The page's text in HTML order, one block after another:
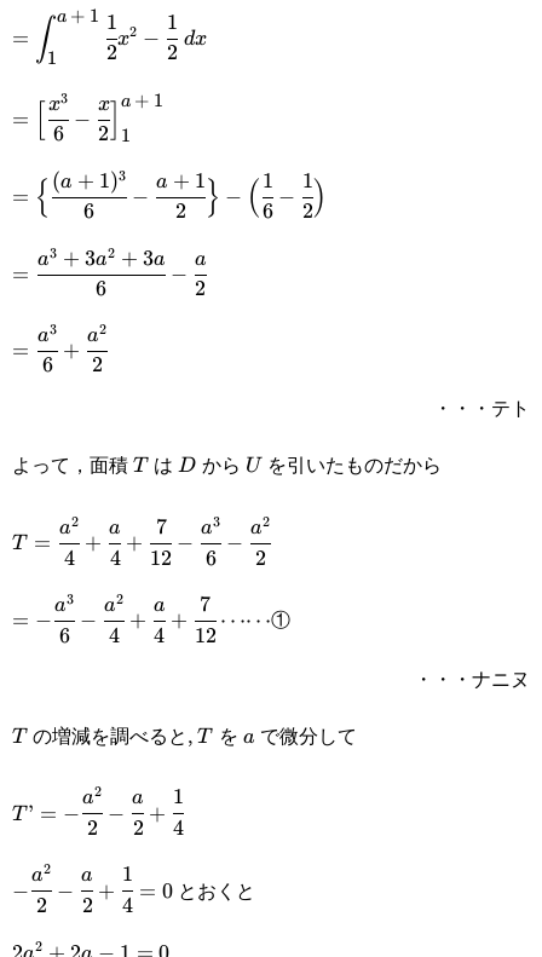
{2}x^2+\cfrac{1}{2}-1\space dx
\displaystyle
=\int_{\small{1}}^{\small{a+1}}\cfrac{1}
{2}x^2-\cfrac{1}{2}\space dx
= ∫1
a + 1
2
1
x2 −
2
1
dx
=\Big[\cfrac{x^3}{6}-\cfrac{x}
{2}\Big]_{\small{1}}^{\small{a+1}}
=
6
x3
−
2
x] 1
a + 1
=\Big\
{\cfrac{(a+1)^3}
{6}-\cfrac{a+1}
\Big(\cfrac{1}
= { 6
(a + 1)3
−
2
a + 1} − ( 6
1
−
2
1)
=\cfrac{a^3+3a^2+3a}
{6}-\cfrac{a}{2}
=
6
a3 + 3a2 + 3a
−
2
a
=\cfrac{a^3}
{6}+\cfrac{a^2}
=
6
a3
+
2
a2
・・・テト
よって，面積T
T はD
D から U
Uを引いたものだから
T=\cfrac{a^2}
{4}+\cfrac{a}
{4}+\cfrac{7}
{6}-
\cfrac{a^2}{2}
T =
4
a2
+
4
a
+
12
7
−
6
a3
−
2
a2
=-\cfrac{a^3}
{6}-\cfrac{a^2}
{4}+\cfrac{7}
= −
6
a3
−
4
a2
+
4
a
+
12
7
⋯⋯①
・・・ナニヌ
T
T の増減を調べると,T
T を a
a で微分して
T’=-
\cfrac{a^2}
{2}-\cfrac{a}
T ’ = −
2
a2
−
2
a
+
4
1
-\cfrac{a^2}
{2}-\cfrac{a}
−
2
a2
−
2
a
+
4
1
= 0とおくと
2